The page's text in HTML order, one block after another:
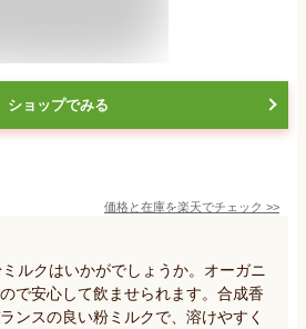
ショップでみる
価格と在庫を楽天でチェック >>
ルクはいかがでしょうか。オーガニ
で安心して飲ませられます。合成香
ンスの良い粉ミルクで、溶けやすく